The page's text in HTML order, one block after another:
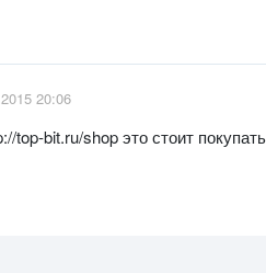
20:06
top-bit.ru/shop это стоит